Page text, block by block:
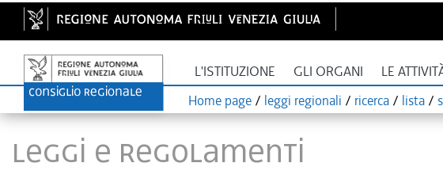
L'ISTITUZIONE GLI ORGANI LE
Home page / leggi regionali / ricerca / lista /
LEGGI E REGOLAMENTI